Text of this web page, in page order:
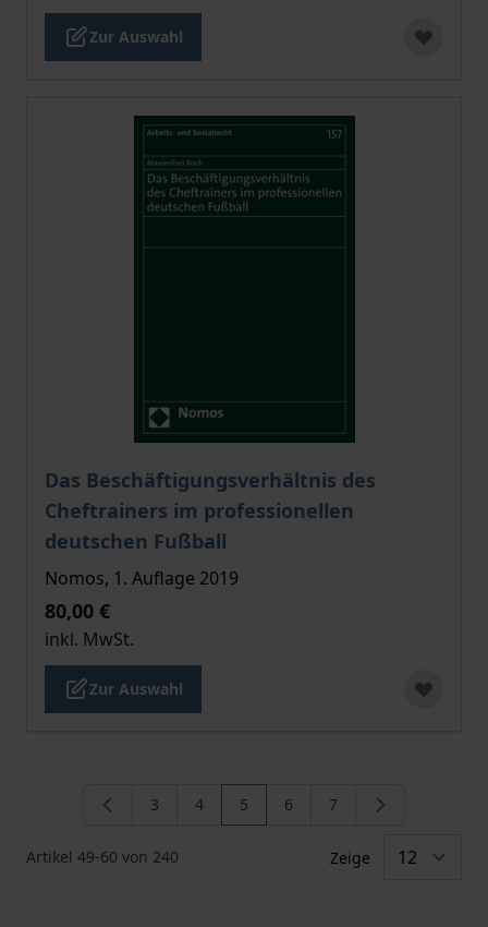
Zur Auswahl
Das Beschäftigungsverhältnis des
Cheftrainers im professionellen
deutschen Fußball
Der Preis dieses Titels richtet sich nach der
Nomos, 1. Auflage 2019
80,00 €
inkl. MwSt.
Zur Auswahl
Artikel 49-60 von 240
Seite
3 Seite
4 Sie lesen gerade die Seite
5 Seite
6 Seite
7
Zeige